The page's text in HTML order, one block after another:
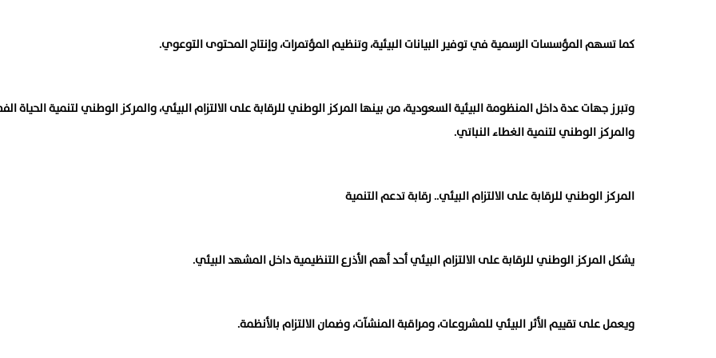
كما تسهم المؤسسات الرسمية في توفير البيانات البيئية، وتنظيم المؤتمرات، وإنتاج المحتوى التوعوي.
وتبرز جهات عدة داخل المنظومة البيئية السعودية، من بينها المركز الوطني للرقابة على الالتزام البيئي، والمركز الوطني لتنمية الحياة
والمركز الوطني لتنمية الغطاء النباتي.
المركز الوطني للرقابة على الالتزام البيئي.. رقابة تدعم التنمية
يشكل المركز الوطني للرقابة على الالتزام البيئي أحد أهم الأذرع التنظيمية داخل المشهد البيئي.
ويعمل على تقييم الأثر البيئي للمشروعات، ومراقبة المنشآت، وضمان الالتزام بالأنظمة.